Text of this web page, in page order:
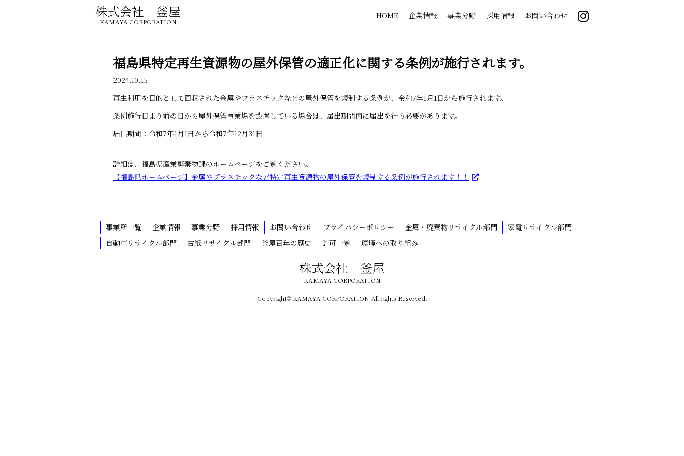
株式会社 釜屋
KAMAYA CORPORATION
HOME 企業情報 事業分野 採用情報 お問い合わせ
福島県特定再生資源物の屋外保管の適正化に関する条例が施行されます。
2024.10.15
再生利用を目的として回収された金属やプラスチックなどの屋外保管を規制する条例が、令和7年1月1日から施行されます。
条例施行日より前の日から屋外保管事業場を設置している場合は、届出期間内に届出を行う必要があります。
届出期間：令和7年1月1日から令和7年12月31日
詳細は、福島県産業廃棄物課のホームページをご覧ください。
【福島県ホームページ】金属やプラスチックなど特定再生資源物の屋外保管を規制する条例が施行されます！！
事業所一覧 企業情報 事業分野 採用情報 お問い合わせ プライバシーポリシー 金属・廃棄物リサイクル部門
家電リサイクル部門
自動車リサイクル部門
古紙リサイクル部門 釜屋百年の歴史 許可一覧 環境への取り組み
株式会社 釜屋
KAMAYA CORPORATION
Copyright© KAMAYA CORPORATION All rights Reserved.